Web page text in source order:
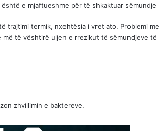
e mjaftueshme për të shkaktuar sëmundje
trajtimi termik, nxehtësia i vret ato. Problemi me
të vështirë uljen e rrezikut të sëmundjeve të
zhvillimin e baktereve.